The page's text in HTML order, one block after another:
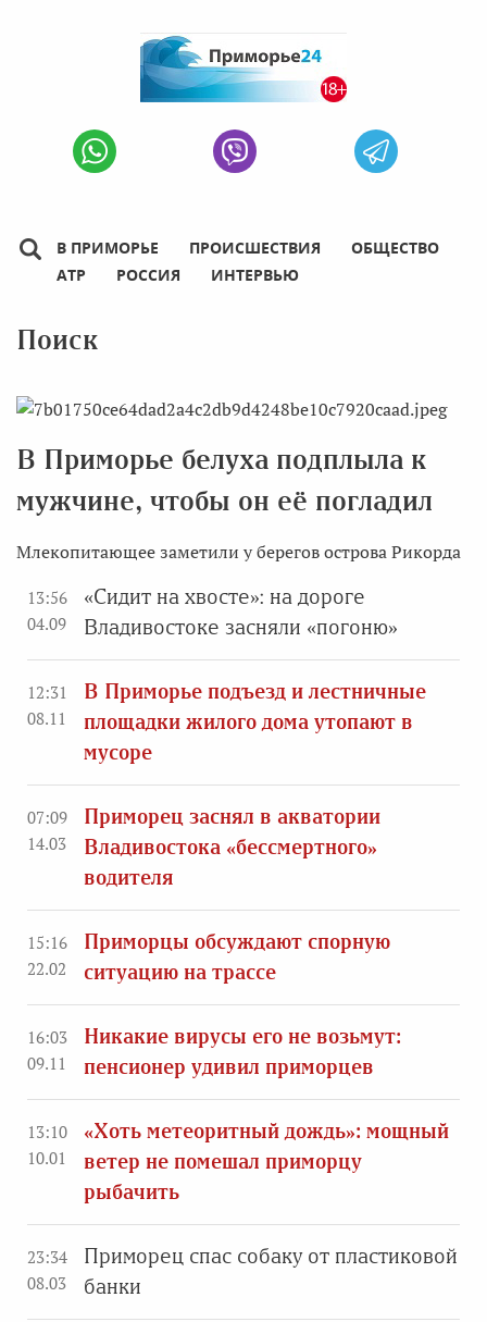
В ПРИМОРЬЕ ПРОИСШЕСТВИЯ
ОБЩЕСТВО
АТР
РОССИЯ ИНТЕРВЬЮ
Поиск
В Приморье белуха подплыла к
мужчине, чтобы он её погладил
Млекопитающее заметили у берегов острова Рикорда
13:56
04.09
«Сидит на хвосте»: на дороге
Владивостоке засняли «погоню»
12:31
08.11
В Приморье подъезд и лестничные
площадки жилого дома утопают в
мусоре
07:09
14.03
Приморец заснял в акватории
Владивостока «бессмертного»
водителя
15:16
22.02
Приморцы обсуждают спорную
ситуацию на трассе
16:03
09.11
Никакие вирусы его не возьмут:
пенсионер удивил приморцев
13:10
10.01
«Хоть метеоритный дождь»: мощный
ветер не помешал приморцу
рыбачить
23:34
08.03
Приморец спас собаку от пластиковой
банки